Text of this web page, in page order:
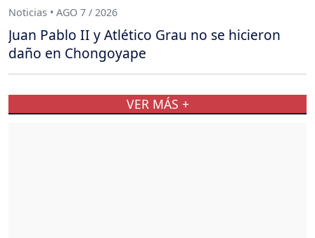
Noticias • AGO 7 / 2026
Juan Pablo II y Atlético Grau no se hicieron
daño en Chongoyape
VER MÁS +